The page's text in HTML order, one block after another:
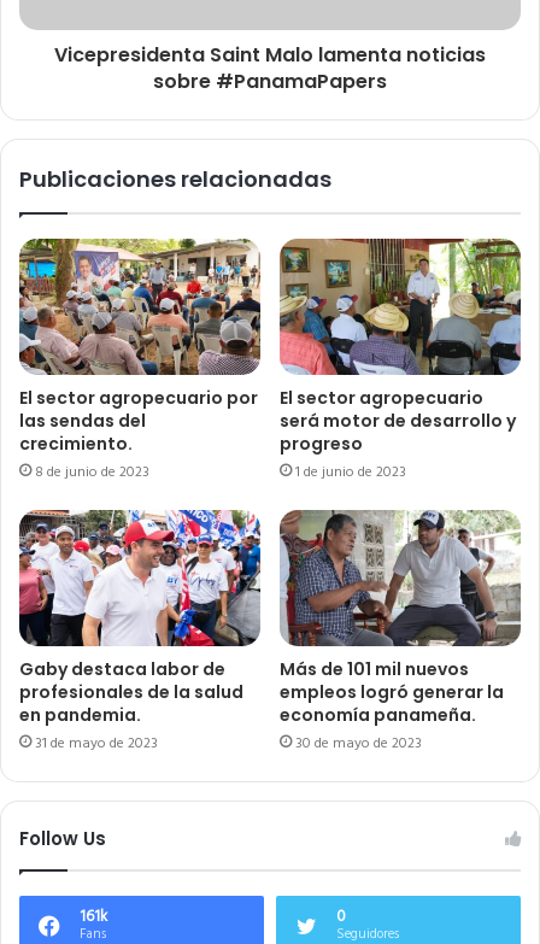
Vicepresidenta Saint Malo lamenta noticias
sobre #PanamaPapers
Publicaciones relacionadas
El sector agropecuario por
las sendas del
crecimiento.
8 de junio de 2023
El sector agropecuario
será motor de desarrollo y
progreso
1 de junio de 2023
Gaby destaca labor de
profesionales de la salud
en pandemia.
31 de mayo de 2023
Más de 101 mil nuevos
empleos logró generar la
economía panameña.
30 de mayo de 2023
Follow Us
161k
Fans
0
Seguidores